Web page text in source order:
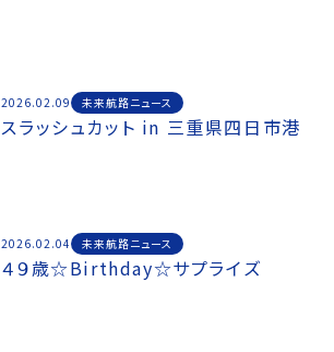
2026.02.09 未来航路ニュース
スラッシュカット in 三重県四日市港
2026.02.04 未来航路ニュース
４９歳☆Birthday☆サプライズ